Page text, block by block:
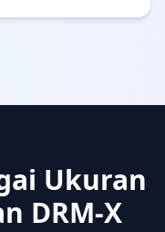
Ukuran
DRM-X